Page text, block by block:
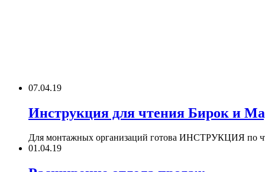
07.04.19
Инструкция для чтения Бирок и
Для монтажных организаций готова ИНСТРУКЦИЯ
01.04.19